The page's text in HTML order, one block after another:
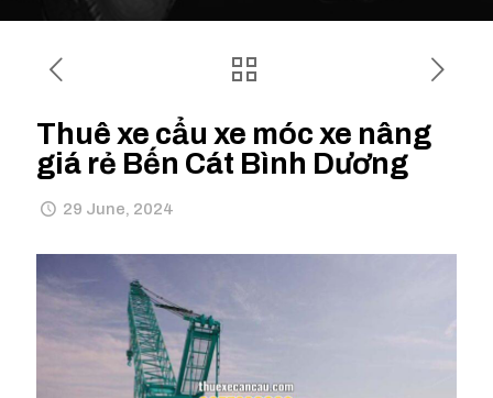
Thuê xe cẩu xe móc xe nâng
giá rẻ Bến Cát Bình Dương
29 June, 2024